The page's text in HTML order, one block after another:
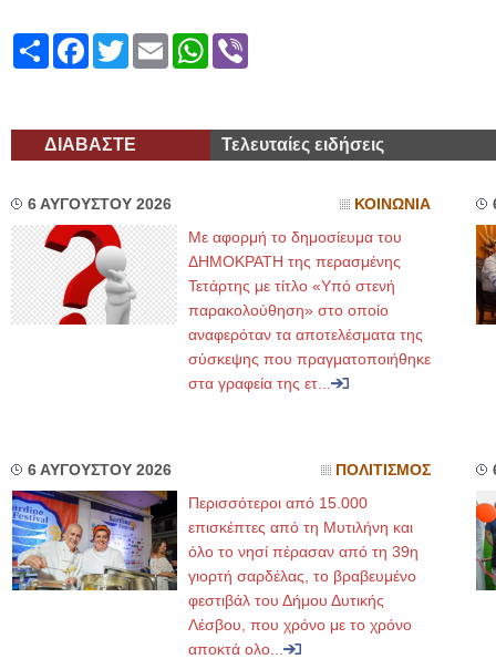
ShareFacebook
TwitterEmailWhatsApp
ΔΙΑΒΑΣΤΕ Τελευταίες ειδήσεις
6 ΑΥΓΟΥΣΤΟΥ 2026 ΚΟΙΝΩΝΙΑ
Με αφορμή το δημοσίευμα του
ΔΗΜΟΚΡΑΤΗ της περασμένης
Τετάρτης με τίτλο «Υπό στενή
παρακολούθηση» στο οποίο
αναφερόταν τα αποτελέσματα της
σύσκεψης που πραγματοποιήθηκε
στα γραφεία της ετ...
6 ΑΥΓΟΥΣΤΟΥ 2026 ΠΟΛΙΤΙΣΜΟΣ
Περισσότεροι από 15.000
επισκέπτες από τη Μυτιλήνη και
όλο το νησί πέρασαν από τη 39η
γιορτή σαρδέλας, το βραβευμένο
φεστιβάλ του Δήμου Δυτικής
Λέσβου, που χρόνο με το χρόνο
αποκτά ολο...